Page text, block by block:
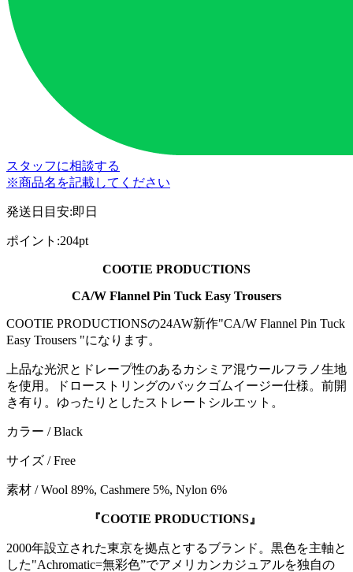
スタッフに相談する
※商品名を記載してください
発送日目安:即日
ポイント :204pt
COOTIE PRODUCTIONS
CA/W Flannel Pin Tuck Easy Trousers
COOTIE PRODUCTIONSの24AW新作"CA/W Flannel Pin Tuck
Easy Trousers "になります。
上品な光沢とドレープ性のあるカシミア混ウールフラノ生地
を使用。ドローストリングのバックゴムイージー仕様。前開
き有り。ゆったりとしたストレートシルエット。
カラー / Black
サイズ / Free
素材 / Wool 89%, Cashmere 5%, Nylon 6%
『COOTIE PRODUCTIONS』
2000年設立された東京を拠点とするブランド。黒色を主軸と
した"Achromatic=無彩色”でアメリカンカジュアルを独自の